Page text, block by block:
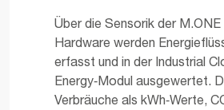
Über die Sensorik der M.ONE
Hardware werden
erfasst und in der Industrial
Energy‑Modul ausgewertet.
Verbräuche als kWh‑Werte,